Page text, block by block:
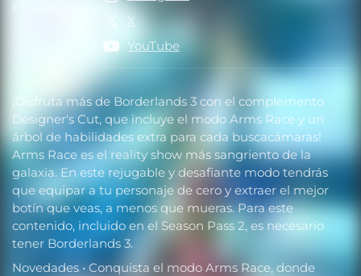
¡Disfruta más de Borderlands 3 con el complemento
Designer's Cut, que incluye el modo Arms Race y un
árbol de habilidades extra para cada buscacámaras!
Arms Race es el reality show más sangriento de la
galaxia. En este rejugable y desafiante modo tendrás
que equipar a tu personaje de cero y extraer el mejor
botín que veas, a menos que mueras. Para este
contenido, incluido en el Season Pass 2, es necesario
tener Borderlands 3.
Novedades • Conquista el modo Arms Race, donde
Enlaces
X
YouTube